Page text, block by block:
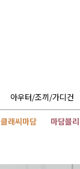
아우터/조끼/가디건
클래씨마담 마담블리